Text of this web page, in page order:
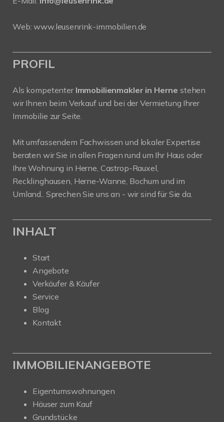
Web:www.leusenrink-immobilien.de
PROFIL
Als kompetenter Immobilienmakler in Herne stehen
wir Ihnen beim Verkauf und bei der Vermietung Ihrer
Immobilie zur Seite.
Mit umfassendem Fachwissen und lokaler Expertise
beraten wir Sie in allen Fragen rund um Ihr Haus oder
Ihre Wohnung in Herne, Castrop-Rauxel,
Recklinghausen, Herne-Wanne, Bochum und im
Umland.. Sprechen Sie uns an - wir sind für Sie da.
INHALT
Start
Angebote
Verkäufer & Käufer
Service
Blog
Kontakt
IMMOBILIENANGEBOTE
Eigentumswohnungen
Häuser zum Kauf
Grundstücke